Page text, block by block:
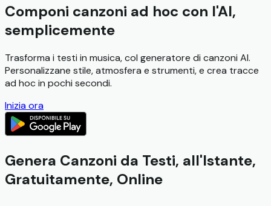
Componi canzoni ad hoc con l'AI,
semplicemente
Trasforma i testi in musica, col generatore di canzoni AI.
Personalizzane stile, atmosfera e strumenti, e crea tracce
ad hoc in pochi secondi.
Inizia ora
Genera Canzoni da Testi, all'Istante,
Gratuitamente, Online